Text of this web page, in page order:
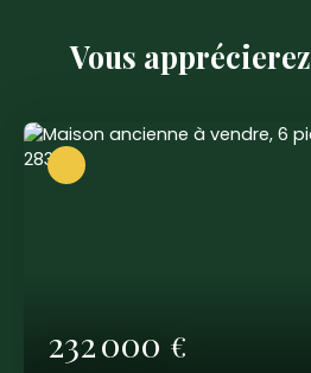
Vous apprécierez
232 000 €